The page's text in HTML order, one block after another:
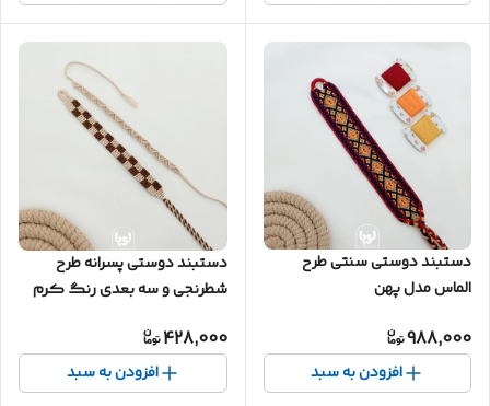
دستبند دوستی سنتی طرح
الماس مدل پهن
988,000
افزودن به سبد
دستبند دوستی پسرانه طرح
شطرنجی و سه بعدی رنگ کرم
428,000
افزودن به سبد